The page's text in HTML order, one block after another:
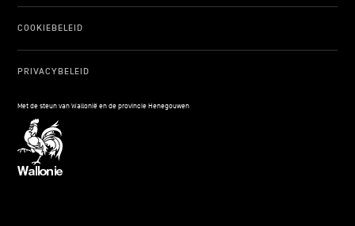
COOKIEBELEID
PRIVACYBELEID
Met de steun van Wallonië en de provincie Henegouwen